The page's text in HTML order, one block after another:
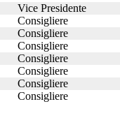
Vice Presidente
Consigliere
Consigliere
Consigliere
Consigliere
Consigliere
Consigliere
Consigliere